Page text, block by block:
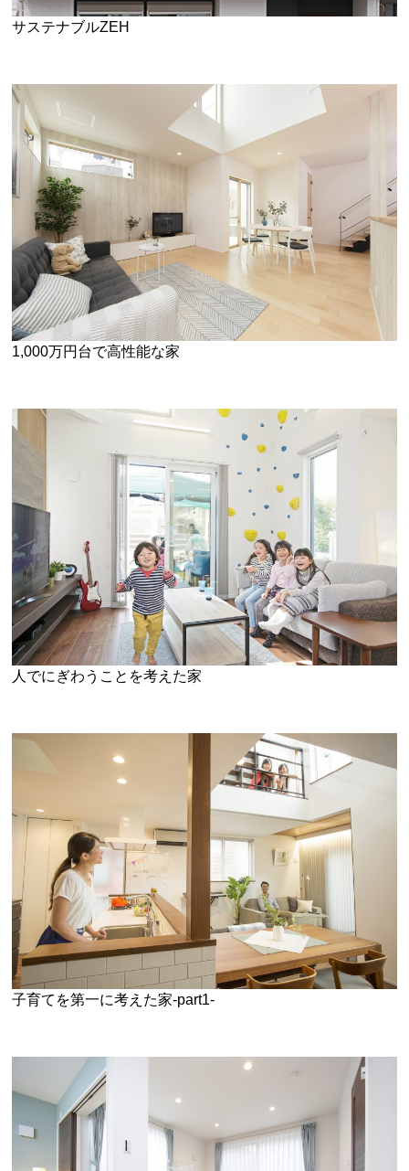
サステナブルZEH
1,000万円台で高性能な家
人でにぎわうことを考えた家
子育てを第一に考えた家-part1-